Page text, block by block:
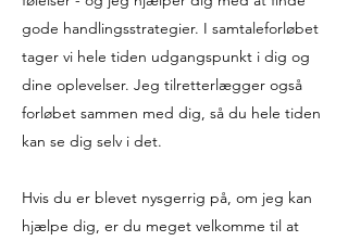
gode handlingsstrategier. I samtaleforløbet
tager vi hele tiden udgangspunkt i dig og
dine oplevelser. Jeg tilretterlægger også
forløbet sammen med dig, så du hele tiden
kan se dig selv i det.
Hvis du er blevet nysgerrig på, om jeg kan
hjælpe dig, er du meget velkomme til at